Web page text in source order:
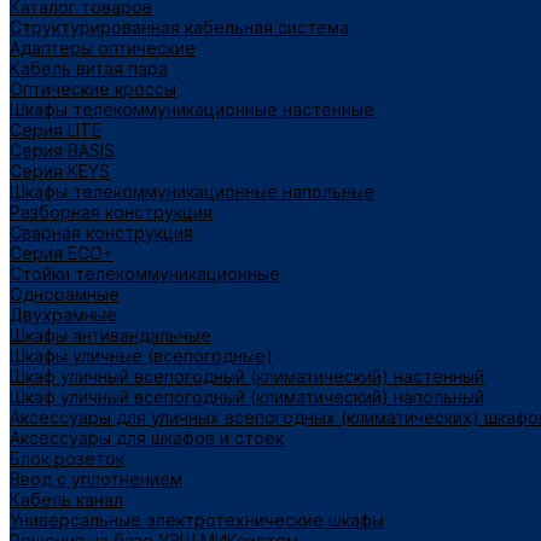
Каталог товаров
Структурированная кабельная система
Адаптеры оптические
Кабель витая пара
Оптические кроссы
Шкафы телекоммуникационные настенные
Cерия LITE
Cерия BASIS
Cерия KEYS
Шкафы телекоммуникационные напольные
Разборная конструкция
Сварная конструкция
Серия ECO+
Стойки телекоммуникационные
Однорамные
Двухрамные
Шкафы антивандальные
Шкафы уличные (всепогодные)
Шкаф уличный всепогодный (климатический) настенный
Шкаф уличный всепогодный (климатический) напольный
Аксессуары для уличных всепогодных (климатических)
Аксессуары для шкафов и стоек
Блок розеток
Ввод с уплотнением
Кабель канал
Универсальные электротехнические шкафы